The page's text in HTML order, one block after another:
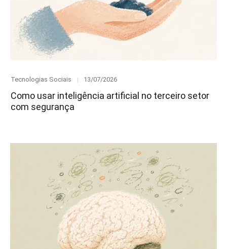
Category
Tecnologias Sociais
Posted
13/07/2026
Como usar inteligência artificial no terceiro setor
com segurança